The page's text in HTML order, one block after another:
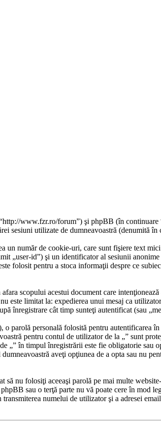
www.fzr.ro/forum”) şi phpBB (în
sesiuni utilizate de dumneavoastră (denumită în
număr de cookie-uri, care sunt fişiere text
„user-id”) şi un identificator al sesiunii anonime
folosit pentru a stoca informaţii despre ce
scopului acestui document care
este limitat la: expedierea unui mesaj ca
înregistrare cât timp sunteţi autentificat (sau
parolă personală folosită pentru autentificarea
pentru contul de utilizator de la „” sunt
„” în timpul înregistrării este fie obligatorie sau
aveţi opţiunea de a opta sau nu
să nu folosiţi aceeaşi parolă pe mai multe
sau o terţă parte nu vă poate cere în mod
numelui de utilizator şi a adresei